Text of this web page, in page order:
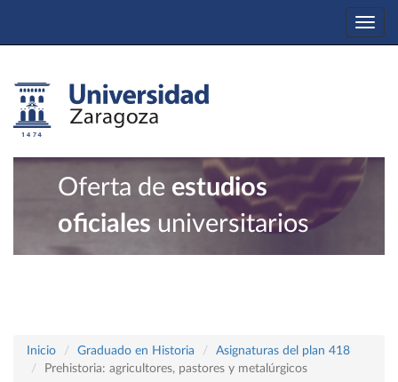
Oferta de estudios
oficiales universitarios
Inicio Graduado en Historia
Asignaturas del plan 418
Prehistoria: agricultores, pastores y metalúrgicos